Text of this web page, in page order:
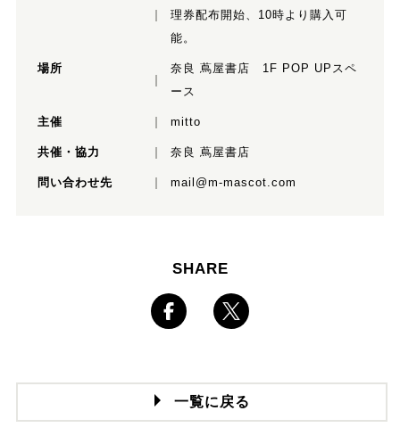
理券配布開始、10時より購入可
能。
場所
奈良 蔦屋書店 1F POP UPスペ
ース
主催 mitto
共催・協力 奈良 蔦屋書店
問い合わせ先 mail@m-mascot.com
SHARE
一覧に戻る